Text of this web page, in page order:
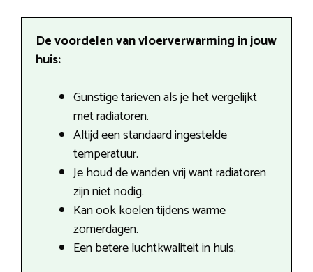
De voordelen van vloerverwarming in jouw
huis:
Gunstige tarieven als je het vergelijkt
met radiatoren.
Altijd een standaard ingestelde
temperatuur.
Je houd de wanden vrij want radiatoren
zijn niet nodig.
Kan ook koelen tijdens warme
zomerdagen.
Een betere luchtkwaliteit in huis.